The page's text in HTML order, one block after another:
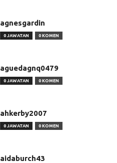
agnesgardin
0 JAWATAN 0 KOMEN
aguedagnq0479
0 JAWATAN 0 KOMEN
ahkerby2007
0 JAWATAN 0 KOMEN
aidaburch43